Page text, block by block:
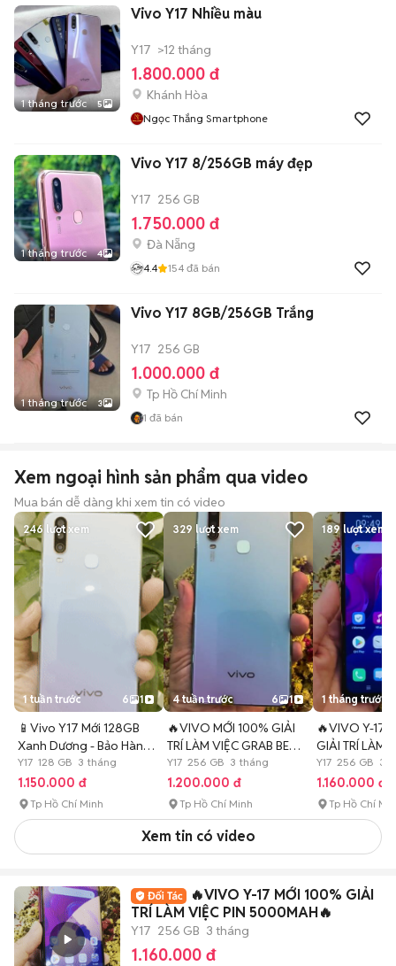
1 tháng trước 5
Vivo Y17 Nhiều màu
Y17 >12 tháng
1.800.000 đ
Khánh Hòa
Ngọc Thắng Smartphone
1 tháng trước 4
Vivo Y17 8/256GB máy đẹp
Y17 256 GB
1.750.000 đ
Đà Nẵng
4.4 154 đã bán
1 tháng trước 3
Vivo Y17 8GB/256GB Trắng
Y17 256 GB
1.000.000 đ
Tp Hồ Chí Minh
1 đã bán
Xem ngoại hình sản phẩm qua video
Mua bán dễ dàng khi xem tin có video
246 lượt xem
1 tuần trước 6 1
📱Vivo Y17 Mới 128GB
Xanh Dương - Bảo Hành 3
Tháng📱
Y17 128 GB 3 tháng
1.150.000 đ
Tp Hồ Chí Minh
329 lượt xem
4 tuần trước 6 1
🔥VIVO MỚI 100% GIẢI
TRÍ LÀM VIỆC GRAB BE
XANH SM🔥
Y17 256 GB 3 tháng
1.200.000 đ
Tp Hồ Chí Minh
189 lượt xem
1 tháng trước
🔥VIVO Y-17
GIẢI TRÍ LÀM
5000MAH🔥
Y17 256 GB 3
1.160.000 đ
Tp Hồ Chí
Xem tin có video
🔥VIVO Y-17 MỚI 100% GIẢI
TRÍ LÀM VIỆC PIN 5000MAH🔥
Y17 256 GB 3 tháng
1.160.000 đ